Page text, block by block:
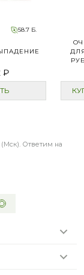
58.7 Б.
₽
(Мск). Ответим на